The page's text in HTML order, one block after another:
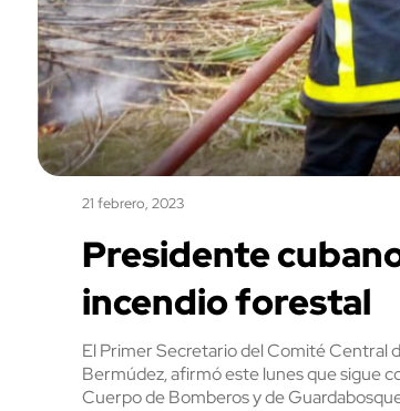
21 febrero, 2023
Presidente
incendio forestal
El Primer Secretario del Comité Central
Bermúdez, afirmó este lunes que sigue
Cuerpo de Bomberos y de